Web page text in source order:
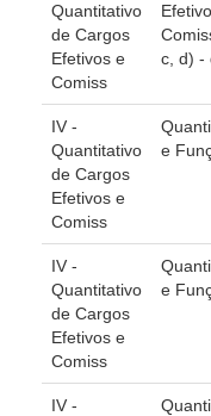
Grupo
Comitê de
Comitê
Comissão de
Comissão
Automação e IA
Governança
Governança de
Gestão
Rede de
Quantitativo
de Cargos
Efetivos e
Comiss
c, d) -
IV -
Quantitativo
de Cargos
Efetivos e
Comiss
e
IV -
Quantitativo
de Cargos
Efetivos e
Comiss
e
IV -